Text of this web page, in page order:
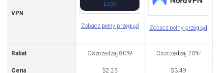
VPN
Zobacz pełny przegląd
Zobacz pełny przegląd
Rabat Oszczędzaj 80%! Oszczędzaj 70%!
Cena $2.25 $3.49